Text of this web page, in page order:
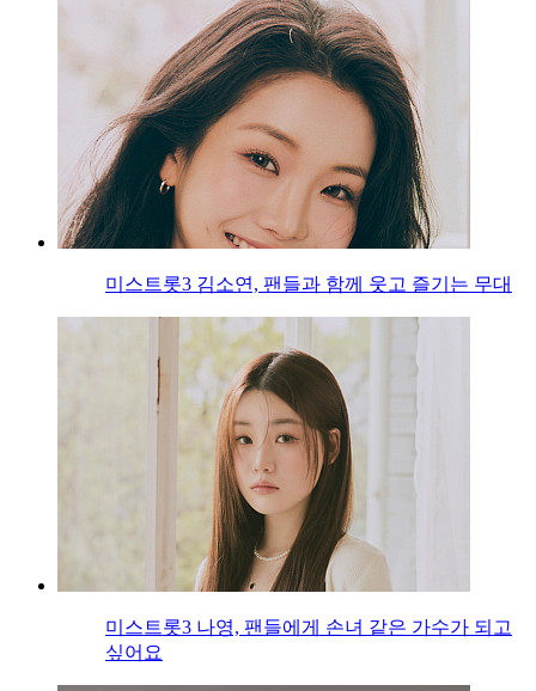
미스트롯3 김소연, 팬들과 함께 웃고 즐기는 무대
미스트롯3 나영, 팬들에게 손녀 같은 가수가 되고
싶어요